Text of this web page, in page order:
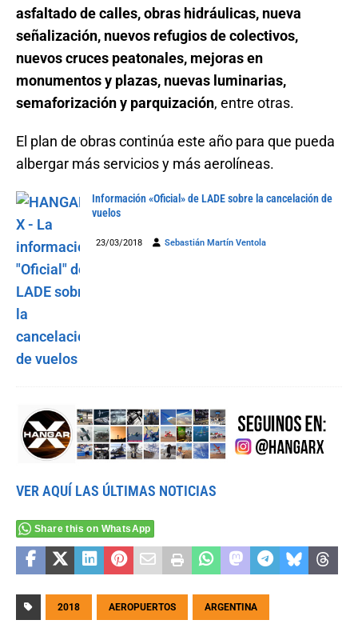
asfaltado de calles, obras hidráulicas, nueva
señalización, nuevos refugios de colectivos,
nuevos cruces peatonales, mejoras en
monumentos y plazas, nuevas luminarias,
semaforización y parquización, entre otras.
El plan de obras continúa este año para que pueda
albergar más servicios y más aerolíneas.
Información «Oficial» de LADE sobre la cancelación de
vuelos
23/03/2018 Sebastián Martín Ventola
VER AQUÍ LAS ÚLTIMAS NOTICIAS
Share this on WhatsApp
2018 AEROPUERTOS ARGENTINA